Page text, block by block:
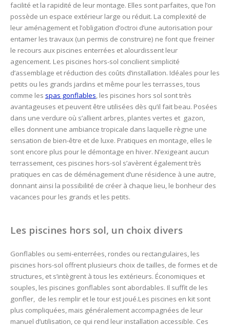
facilité et la rapidité de leur montage. Elles sont parfaites, que l’on
possède un espace extérieur large ou réduit. La complexité de
leur aménagement et l’obligation d’octroi d’une autorisation pour
entamer les travaux (un permis de construire) ne font que freiner
le recours aux piscines enterrées et alourdissent leur
agencement. Les piscines hors-sol concilient simplicité
d’assemblage et réduction des coûts d’installation. Idéales pour les
petits ou les grands jardins et même pour les terrasses, tous
comme les spas gonflables, les piscines hors sol sont très
avantageuses et peuvent être utilisées dès qu’il fait beau. Posées
dans une verdure où s’allient arbres, plantes vertes et gazon,
elles donnent une ambiance tropicale dans laquelle règne une
sensation de bien-être et de luxe. Pratiques en montage, elles le
sont encore plus pour le démontage en hiver. N’exigeant aucun
terrassement, ces piscines hors-sol s’avèrent également très
pratiques en cas de déménagement d’une résidence à une autre,
donnant ainsi la possibilité de créer à chaque lieu, le bonheur des
vacances pour les grands et les petits.
Les piscines hors sol, un choix divers
Gonflables ou semi-enterrées, rondes ou rectangulaires, les
piscines hors-sol offrent plusieurs choix de tailles, de formes et de
structures, et s’intègrent à tous les extérieurs. Économiques et
souples, les piscines gonflables sont abordables. Il suffit de les
gonfler, de les remplir et le tour est joué.Les piscines en kit sont
plus compliquées, mais généralement accompagnées de leur
manuel d’utilisation, ce qui rend leur installation accessible. Ces